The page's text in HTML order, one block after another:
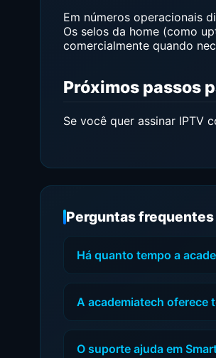
Em números operacionais
Os selos da home (como
comercialmente quando
Próximos passos
Se você quer assinar IPTV
Perguntas
Há quanto tempo a
A academiatech oferece
O suporte ajuda em